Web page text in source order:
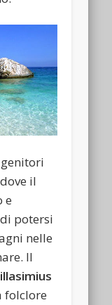
il
e
potersi
nelle
Il
folclore